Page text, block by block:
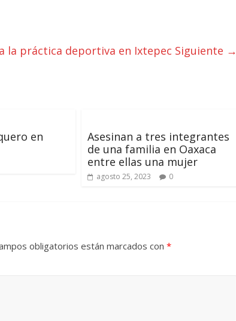
la práctica deportiva en Ixtepec Siguiente →
en
Asesinan a tres integrantes
de una familia en Oaxaca
entre ellas una mujer
agosto 25, 2023 0
obligatorios están marcados con *